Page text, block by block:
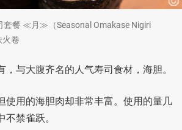
套餐 ≪月≫（Seasonal Omakase Nigiri
火卷
，与大腹齐名的人气寿司食材，海胆。
使用的海胆肉却非常丰富。使用的量几
禁雀跃。